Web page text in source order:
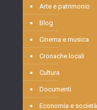
Arte e patrimonio
Blog
Cinema e musica
Cronache locali
Cultura
Documenti
Economia e società